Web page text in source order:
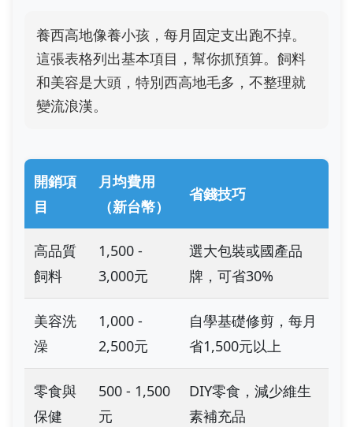
養西高地像養小孩，每月固定支出跑不掉。
這張表格列出基本項目，幫你抓預算。飼料
和美容是大頭，特別西高地毛多，不整理就
變流浪漢。
開銷項
目
月均費用
（新台幣）
省錢技巧
高品質
飼料
1,500 -
3,000元
選大包裝或國產品
牌，可省30%
美容洗
澡
1,000 -
2,500元
自學基礎修剪，每月
省1,500元以上
零食與
保健
500 - 1,500
元
DIY零食，減少維生
素補充品